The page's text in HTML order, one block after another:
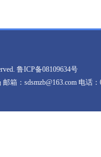
鲁ICP备08109634号
箱：sdsmzb@163.com 电话：